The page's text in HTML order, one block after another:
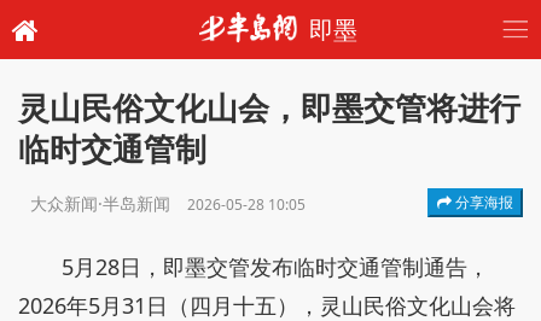
即墨
灵山民俗文化山会，即墨交管将进行
临时交通管制
大众新闻·半岛新闻 2026-05-28 10:05 分享海报
5月28日，即墨交管发布临时交通管制通告，
2026年5月31日（四月十五），灵山民俗文化山会将